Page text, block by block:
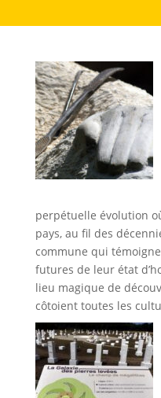
perpétuelle évolution
pays, au fil des
commune qui
futures de leur état
lieu magique de
côtoient toutes les